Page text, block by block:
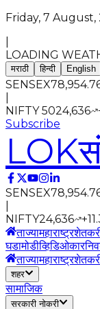
Friday, 7 August,
LOADING
मराठी हिन्दी English
SENSEX
NIFTY 5024,636
Subscribe
LOK
SENSEX
NIFTY24,636 +
ताज्यामहाराष्ट्र
घडामोडीव्हिडिओकार
ताज्यामहाराष्ट्र
शहर
सामाजिक
सरकारी नोकरी